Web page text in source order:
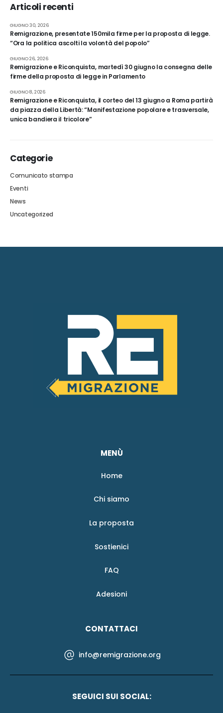
Articoli recenti
Remigrazione, presentate 150mila firme per la proposta di legge.
“Ora la politica ascolti la volontà del popolo”
GIUGNO 30, 2026
Remigrazione e Riconquista, martedì 30 giugno la consegna delle
firme della proposta di legge in Parlamento
GIUGNO 26, 2026
Remigrazione e Riconquista, il corteo del 13 giugno a Roma partirà
da piazza della Libertà: “Manifestazione popolare e trasversale,
unica bandiera il tricolore”
GIUGNO 8, 2026
Categorie
Comunicato stampa
Eventi
News
Uncategorized
MENÙ
Home
Chi siamo
La proposta
Sostienici
FAQ
Adesioni
CONTATTACI
info@remigrazione.org
SEGUICI SUI SOCIAL: